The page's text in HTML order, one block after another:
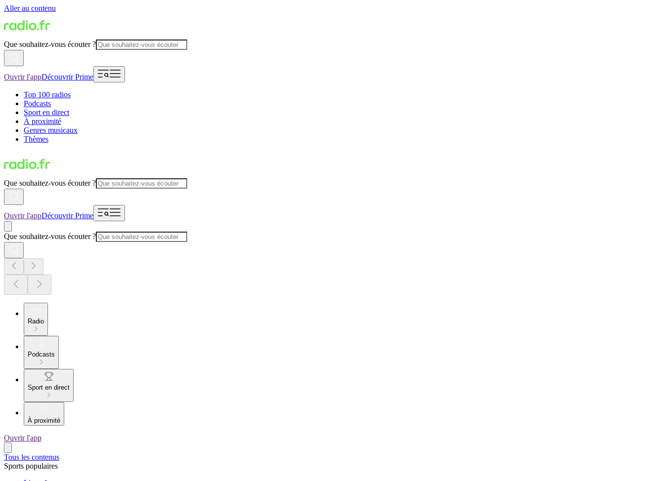
Aller au contenu
Que souhaitez-vous écouter ?
Ouvrir l'appDécouvrir Prime
Top 100 radios
Podcasts
Sport en direct
À proximité
Genres musicaux
Thèmes
Que souhaitez-vous écouter ?
Ouvrir l'appDécouvrir Prime
Que souhaitez-vous écouter ?
Radio
Podcasts
Sport en direct
À proximité
Ouvrir l'app
Tous les contenus
Sports populaires